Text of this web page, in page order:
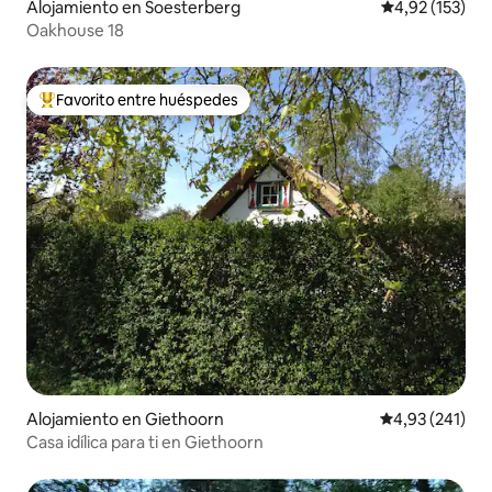
Alojamiento en Soesterberg Calificación
4,92 (153)
Oakhouse 18
Favorito entre los huéspedes más destacados
Favorito entre huéspedes
Alojamiento en Giethoorn Calificación
4,93 (241)
Casa idílica para ti en Giethoorn